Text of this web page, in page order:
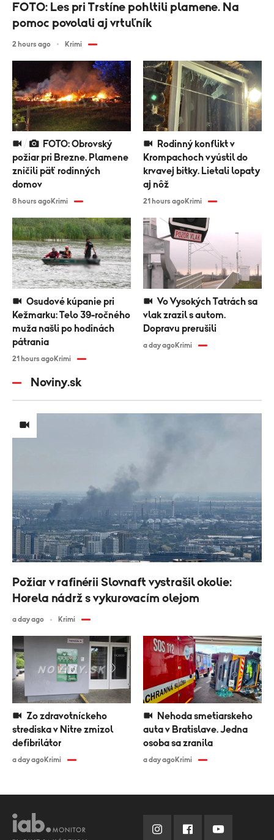
FOTO: Les pri Trstíne pohltili plamene. Na
pomoc povolali aj vrtuľník
2 hours ago Krimi
požiar pri Brezne. Plamene
zničili päť rodinných
domov
8 hours agoKrimi
Krompachoch vyústil do
krvavej bitky. Lietali lopaty
aj nôž
21 hours agoKrimi
Kežmarku: Telo 39-ročného
muža našli po hodinách
pátrania
21 hours agoKrimi
vlak zrazil s autom.
Dopravu prerušili
a day agoKrimi
Noviny.sk
strediska v Nitre zmizol
defibrilátor
a day agoKrimi
auta v Bratislave. Jedna
osoba sa zranila
a day agoKrimi
Požiar v rafinérii Slovnaft vystrašil okolie:
Horela nádrž s vykurovacím olejom
a day ago Krimi